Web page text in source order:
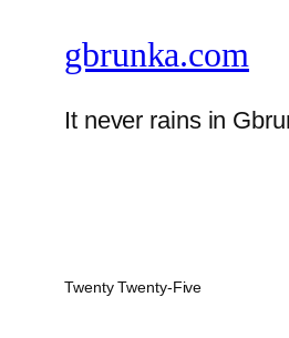
gbrunka.com
It never rains in
Twenty Twenty-Five